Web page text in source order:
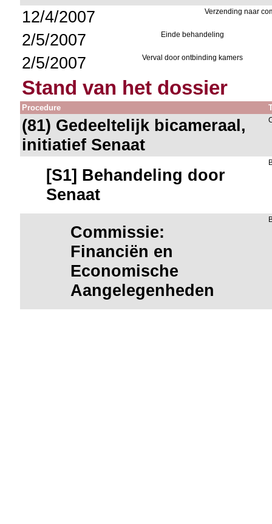
12/4/2007 Verzending naar
2/5/2007 Einde behandeling
2/5/2007 Verval door ontbinding kamers
Stand van het dossier
Procedure
(81) Gedeeltelijk bicameraal,
initiatief Senaat
[S1] Behandeling door
Senaat
Commissie:
Financiën en
Economische
Aangelegenheden